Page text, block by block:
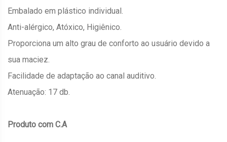
Embalado em plástico individual.
Anti-alérgico, Atóxico, Higiênico.
Proporciona um alto grau de conforto ao usuário devido a
sua maciez.
Facilidade de adaptação ao canal auditivo.
Atenuação: 17 db.
Produto com C.A